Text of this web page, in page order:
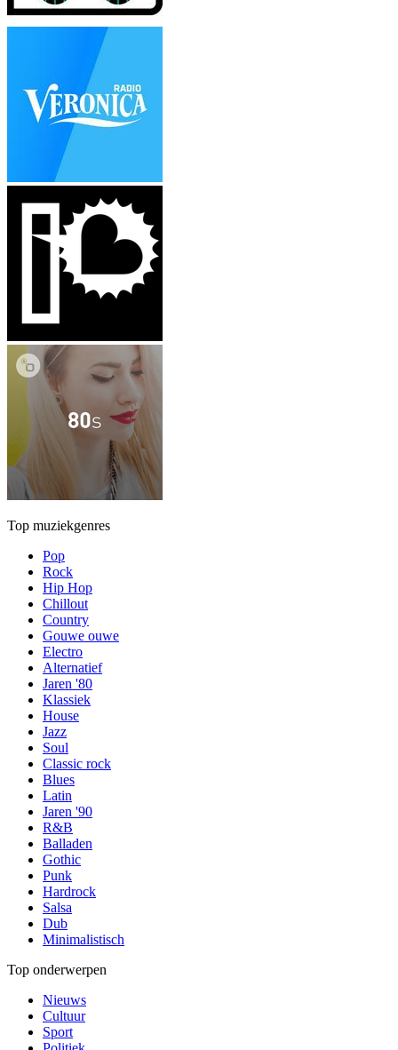
Top muziekgenres
Pop
Rock
Hip Hop
Chillout
Country
Gouwe ouwe
Electro
Alternatief
Jaren '80
Klassiek
House
Jazz
Soul
Classic rock
Blues
Latin
Jaren '90
R&B
Balladen
Gothic
Punk
Hardrock
Salsa
Dub
Minimalistisch
Top onderwerpen
Nieuws
Cultuur
Sport